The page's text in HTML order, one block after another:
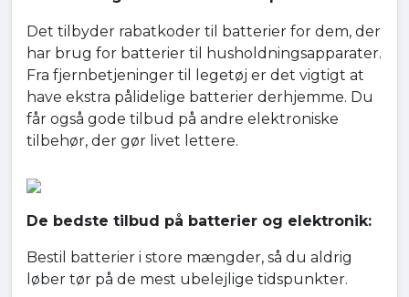
Det tilbyder rabatkoder til batterier for dem, der
har brug for batterier til husholdningsapparater.
Fra fjernbetjeninger til legetøj er det vigtigt at
have ekstra pålidelige batterier derhjemme. Du
får også gode tilbud på andre elektroniske
tilbehør, der gør livet lettere.
De bedste tilbud på batterier og elektronik:
Bestil batterier i store mængder, så du aldrig
løber tør på de mest ubelejlige tidspunkter.